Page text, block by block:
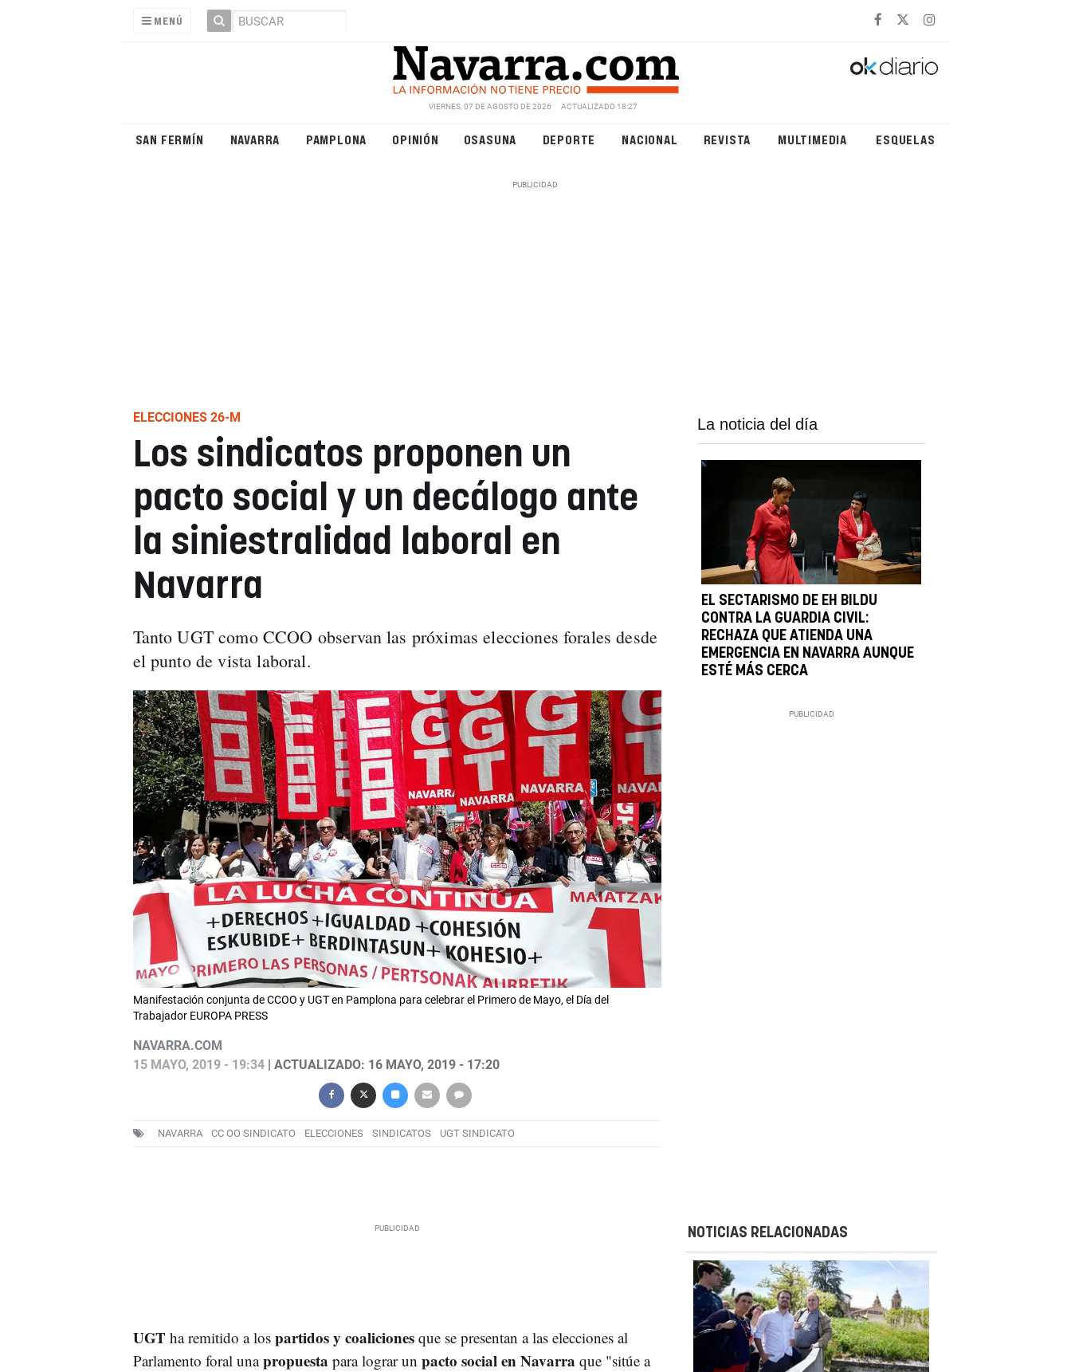
MENÚ
VIERNES, 07 DE AGOSTO DE 2026 ACTUALIZADO 18:27
SAN FERMÍN NAVARRA PAMPLONA OPINIÓN OSASUNA DEPORTE NACIONAL REVISTA MULTIMEDIA ESQUELAS
ELECCIONES 26-M
Los sindicatos proponen un
pacto social y un decálogo ante
la siniestralidad laboral en
Navarra
Tanto UGT como CCOO observan las próximas elecciones forales desde
el punto de vista laboral.
Manifestación conjunta de CCOO y UGT en Pamplona para celebrar el Primero de Mayo, el Día del
Trabajador EUROPA PRESS
NAVARRA.COM
15 MAYO, 2019 - 19:34| ACTUALIZADO: 16 MAYO, 2019 - 17:20
NAVARRA CC OO SINDICATO ELECCIONES SINDICATOS UGT SINDICATO
La noticia del día
EL SECTARISMO DE EH BILDU
CONTRA LA GUARDIA CIVIL:
RECHAZA QUE ATIENDA UNA
EMERGENCIA EN NAVARRA AUNQUE
ESTÉ MÁS CERCA
UGT ha remitido a los partidos y coaliciones que se presentan a las elecciones al
Parlamento foral unapropuesta para lograr un pacto social en Navarra que "sitúe a
NOTICIAS RELACIONADAS